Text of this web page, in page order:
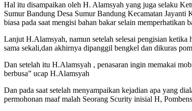
Hal itu disampaikan oleh H. Alamsyah yang juga selaku
Sumur Bandung Desa Sumur Bandung Kecamatan Jayanti
biasa pada saat mengisi bahan bakar selain memperhatikan
Lanjut H.Alamsyah, namun setelah selesai pengisian
sama sekali,dan akhirnya dipanggil bengkel dan dikuras
Dan setelah itu H.Alamsyah , penasaran ingin memakai
berbusa” ucap H.Alamsyah
Dan pada saat setelah menyampaikan kejadian apa yang
permohonan maaf malah Seorang Scurity inisial H,